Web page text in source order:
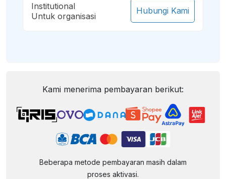
Institutional
Untuk organisasi
Hubungi Kami
Kami menerima pembayaran berikut:
Beberapa metode pembayaran masih dalam
proses aktivasi.